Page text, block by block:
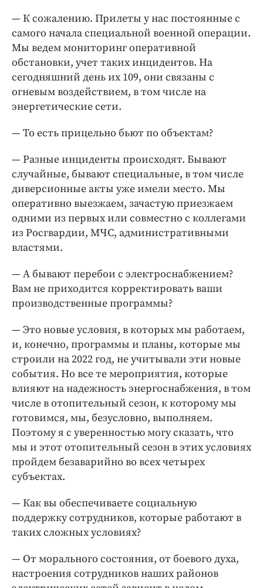
— К сожалению. Прилеты у нас постоянные с
самого начала специальной военной операции.
Мы ведем мониторинг оперативной
обстановки, учет таких инцидентов. На
сегодняшний день их 109, они связаны с
огневым воздействием, в том числе на
энергетические сети.
— То есть прицельно бьют по объектам?
— Разные инциденты происходят. Бывают
случайные, бывают специальные, в том числе
диверсионные акты уже имели место. Мы
оперативно выезжаем, зачастую приезжаем
одними из первых или совместно с коллегами
из Росгвардии, МЧС, административными
властями.
— А бывают перебои с электроснабжением?
Вам не приходится корректировать ваши
производственные программы?
— Это новые условия, в которых мы работаем,
и, конечно, программы и планы, которые мы
строили на 2022 год, не учитывали эти новые
события. Но все те мероприятия, которые
влияют на надежность энергоснабжения, в том
числе в отопительный сезон, к которому мы
готовимся, мы, безусловно, выполняем.
Поэтому я с уверенностью могу сказать, что
мы и этот отопительный сезон в этих условиях
пройдем безаварийно во всех четырех
субъектах.
— Как вы обеспечиваете социальную
поддержку сотрудников, которые работают в
таких сложных условиях?
— От морального состояния, от боевого духа,
настроения сотрудников наших районов